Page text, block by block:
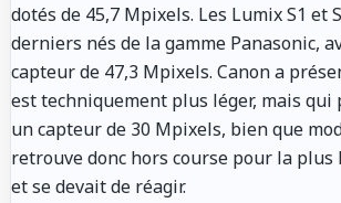
dotés de 45,7 Mpixels. Les Lumix S1 et
derniers nés de la gamme Panasonic,
capteur de 47,3 Mpixels. Canon a
est techniquement plus léger, mais qui
un capteur de 30 Mpixels, bien que
retrouve donc hors course pour la
et se devait de réagir.